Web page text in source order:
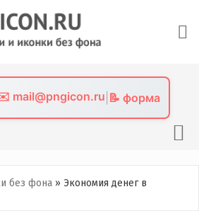
mail@pngicon.ru 📝 форма
без фона » Экономия денег в